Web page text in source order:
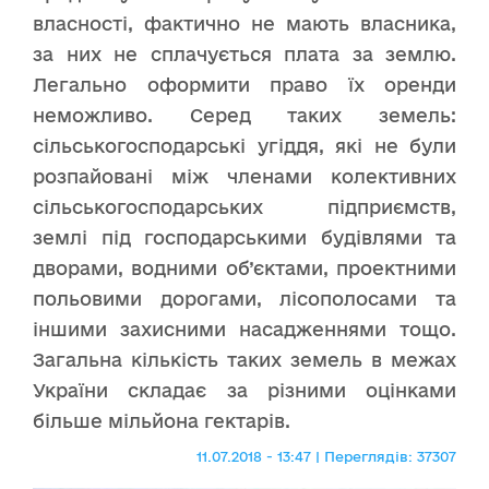
власності, фактично не мають власника,
за них не сплачується плата за землю.
Легально оформити право їх оренди
неможливо. Серед таких земель:
сільськогосподарські угіддя, які не були
розпайовані між членами колективних
сільськогосподарських підприємств,
землі під господарськими будівлями та
дворами, водними об’єктами, проектними
польовими дорогами, лісополосами та
іншими захисними насадженнями тощо.
Загальна кількість таких земель в межах
України складає за різними оцінками
більше мільйона гектарів.
11.07.2018 - 13:47 | Переглядів: 37307